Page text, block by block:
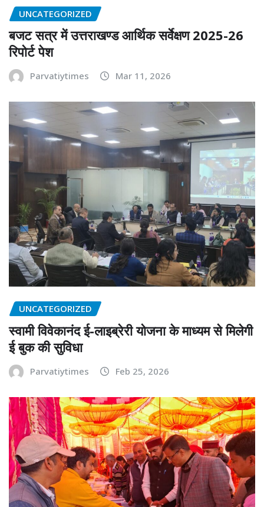
UNCATEGORIZED
बजट सत्र में उत्तराखण्ड आर्थिक सर्वेक्षण 2025-26
रिपोर्ट पेश
Parvatiytimes Mar 11, 2026
UNCATEGORIZED
स्वामी विवेकानंद ई-लाइब्रेरी योजना के माध्यम से मिलेगी
ई बुक की सुविधा
Parvatiytimes Feb 25, 2026